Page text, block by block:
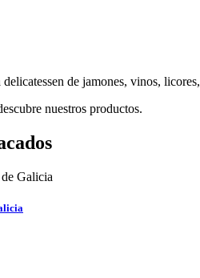
de jamones, vinos, licores,
nuestros productos.